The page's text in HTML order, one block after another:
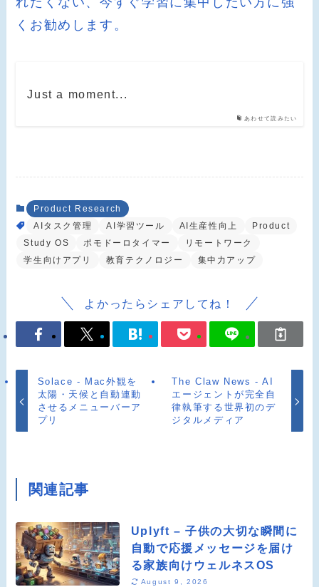
くお勧めします。
あわせて読みたい
Just a moment...
Product Research
AIタスク管理
AI学習ツール AI生産性向上
Product
Study OS
ポモドーロタイマー
リモートワーク
学生向けアプリ
教育テクノロジー 集中力アップ
よかったらシェアしてね！
Solace - Mac外観を
太陽・天候と自動連動
させるメニューバーア
プリ
The Claw News - AI
エージェントが完全自
律執筆する世界初のデ
ジタルメディア
関連記事
Uplyft – 子供の大切な瞬間に
自動で応援メッセージを届け
る家族向けウェルネスOS
August 9, 2026